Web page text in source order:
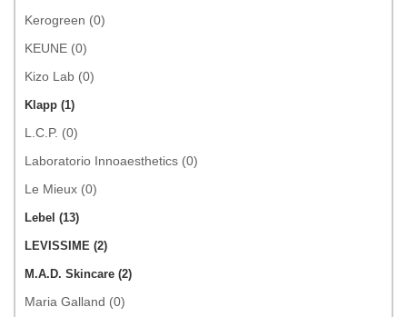
Kerogreen (0)
KEUNE (0)
Kizo Lab (0)
Klapp (1)
L.C.P. (0)
Laboratorio Innoaesthetics (0)
Le Mieux (0)
Lebel (13)
LEVISSIME (2)
M.A.D. Skincare (2)
Maria Galland (0)